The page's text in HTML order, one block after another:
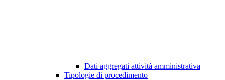
Dati aggregati attività amministrativa
Tipologie di procedimento